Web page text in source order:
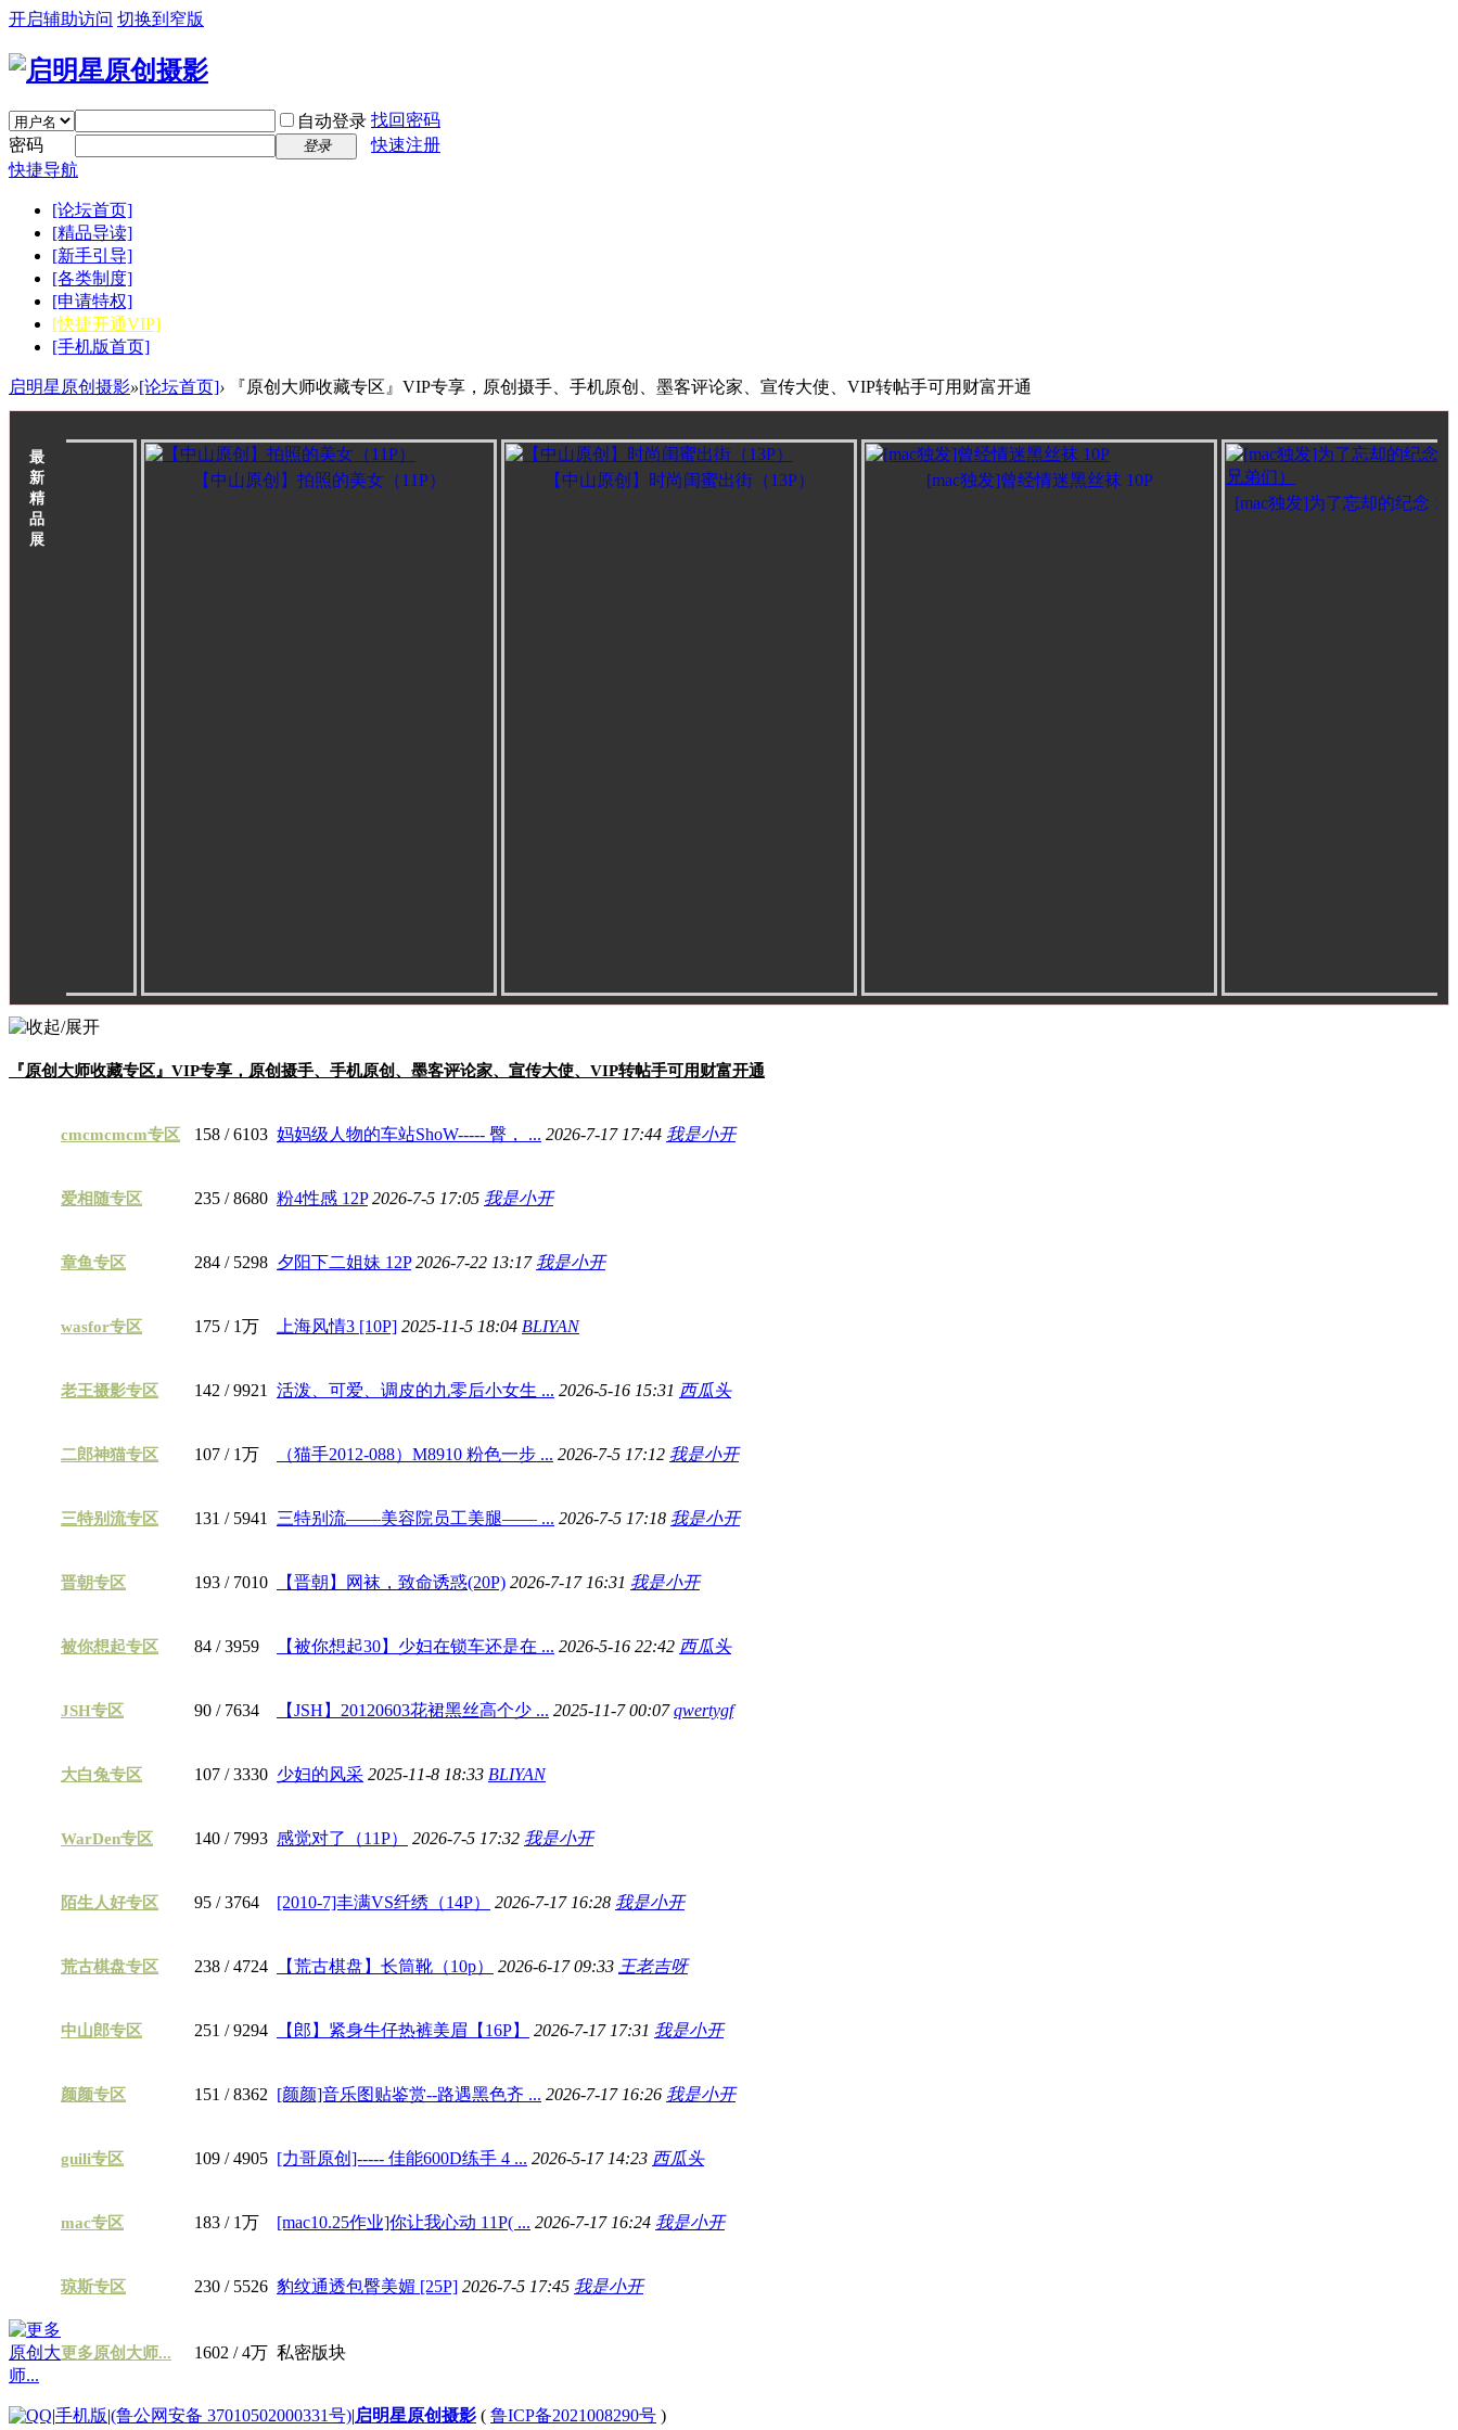
开启辅助访问 切换到窄版
自动登录 找回密码
密码
登录
快速注册
快捷导航
[论坛首页]
[精品导读]
[新手引导]
[各类制度]
[申请特权]
[快捷开通VIP]
[手机版首页]
启明星原创摄影»[论坛首页]› 『原创大师收藏专区』VIP专享，原创摄手、手机原创、墨客评论家、宣传大使、VIP转帖手可用财富开通
最
新
精
品
展
【中山原创】拍照的美女（11P） 【中山原创】时尚闺蜜出街（13P）
[mac独发]曾经情迷黑丝袜 10P
[mac独发]为了忘却的纪念 14P
『原创大师收藏专区』VIP专享，原创摄手、手机原创、墨客评论家、宣传大使、VIP转帖手可用财富开通
cmcmcmcm专区 158 / 6103 妈妈级人物的车站ShoW----- 臀， ... 2026-7-17 17:44 我是小开
爱相随专区 235 / 8680 粉4性感 12P 2026-7-5 17:05 我是小开
章鱼专区 284 / 5298 夕阳下二姐妹 12P 2026-7-22 13:17 我是小开
wasfor专区 175 / 1万 上海风情3 [10P] 2025-11-5 18:04 BLIYAN
老王摄影专区 142 / 9921 活泼、可爱、调皮的九零后小女生 ... 2026-5-16 15:31 西瓜头
二郎神猫专区 107 / 1万 （猫手2012-088）M8910 粉色一步 ... 2026-7-5 17:12 我是小开
三特别流专区 131 / 5941 三特别流——美容院员工美腿—— ... 2026-7-5 17:18 我是小开
晋朝专区 193 / 7010 【晋朝】网袜，致命诱惑(20P) 2026-7-17 16:31 我是小开
被你想起专区 84 / 3959 【被你想起30】少妇在锁车还是在 ... 2026-5-16 22:42 西瓜头
JSH专区 90 / 7634 【JSH】20120603花裙黑丝高个少 ... 2025-11-7 00:07qwertygf
大白兔专区 107 / 3330 少妇的风采 2025-11-8 18:33 BLIYAN
WarDen专区 140 / 7993 感觉对了（11P） 2026-7-5 17:32 我是小开
陌生人好专区 95 / 3764 [2010-7]丰满VS纤绣（14P） 2026-7-17 16:28 我是小开
荒古棋盘专区 238 / 4724 【荒古棋盘】长筒靴（10p） 2026-6-17 09:33 王老吉呀
中山郎专区 251 / 9294 【郎】紧身牛仔热裤美眉【16P】 2026-7-17 17:31 我是小开
颜颜专区 151 / 8362 [颜颜]音乐图贴鉴赏--路遇黑色齐 ... 2026-7-17 16:26 我是小开
guili专区 109 / 4905 [力哥原创]----- 佳能600D练手 4 ... 2026-5-17 14:23 西瓜头
mac专区 183 / 1万 [mac10.25作业]你让我心动 11P( ... 2026-7-17 16:24 我是小开
琼斯专区 230 / 5526 豹纹通透包臀美媚 [25P] 2026-7-5 17:45 我是小开
更多原创大师... 1602 /4万 私密版块
|手机版|(鲁公网安备 37010502000331号)|启明星原创摄影 ( 鲁ICP备2021008290号 )